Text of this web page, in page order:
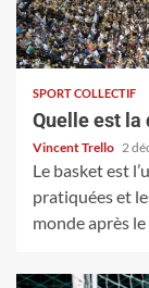
SPORT COLLECTIF
Quelle est la
Vincent Trello 2
Le basket est
pratiquées et
monde après